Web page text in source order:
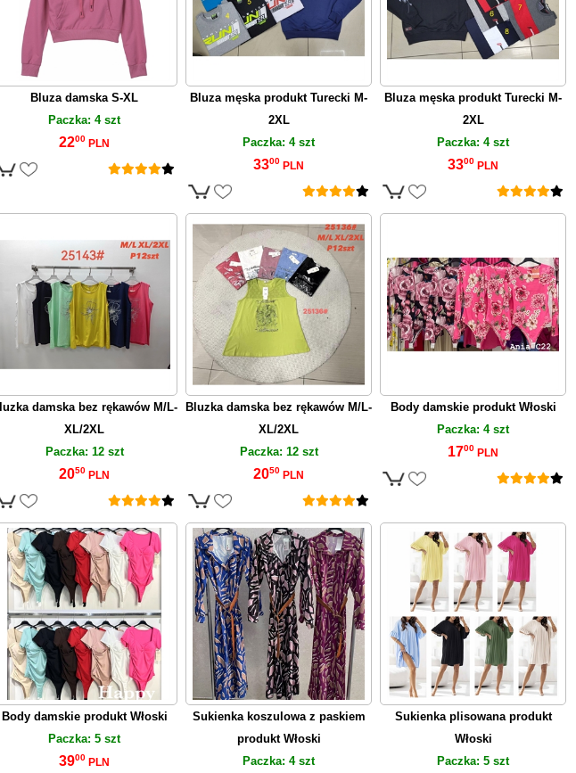
Bluza damska S-XL
Paczka: 4 szt
2200 PLN
Bluza męska produkt Turecki M-
2XL
Paczka: 4 szt
3300 PLN
Bluza męska produkt Turecki M-
2XL
Paczka: 4 szt
3300 PLN
damska bez rękawów M/L-
XL/2XL
Paczka: 12 szt
2050 PLN
Bluzka damska bez rękawów M/L-
XL/2XL
Paczka: 12 szt
2050 PLN
Body damskie produkt Włoski
Paczka: 4 szt
1700 PLN
Body damskie produkt Włoski
Paczka: 5 szt
3900 PLN
Sukienka koszulowa z paskiem
produkt Włoski
Paczka: 4 szt
Sukienka plisowana produkt
Włoski
Paczka: 5 szt